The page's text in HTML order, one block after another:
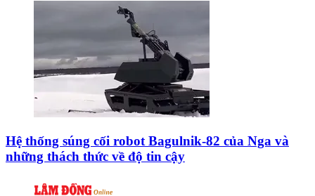
Hệ thống súng cối robot Bagulnik-82 của Nga và
những thách thức về độ tin cậy